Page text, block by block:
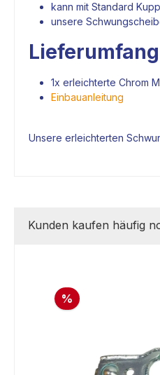
kann mit Standard
unsere
1x erleichterte Chrom
Einbauanleitung
Unsere erleichterten
Kunden kaufen häufig
%